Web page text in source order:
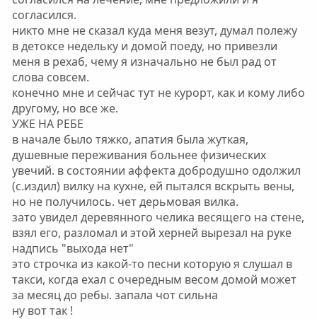
согласился.
никто мне не сказал куда меня везут, думал полежу
в детоксе недельку и домой поеду, но привезли
меня в рехаб, чему я изначально не был рад от
слова совсем.
конечно мне и сейчас тут не курорт, как и кому либо
другому, но все же.
УЖЕ НА РЕБЕ
в начале было тяжко, апатия была жуткая,
душевные переживания больнее физических
увечий. в состоянии аффекта добродушно одолжил
(с.издил) вилку на кухне, ей пытался вскрыть вены,
но не получилось. чет дерьмовая вилка.
зато увидел деревянного челика весящего на стене,
взял его, разломал и этой херней вырезал на руке
надпись "выхода нет"
это строчка из какой-то песни которую я слушал в
такси, когда ехал с очередным весом домой может
за месяц до ребы. запала чот сильна
ну вот так !